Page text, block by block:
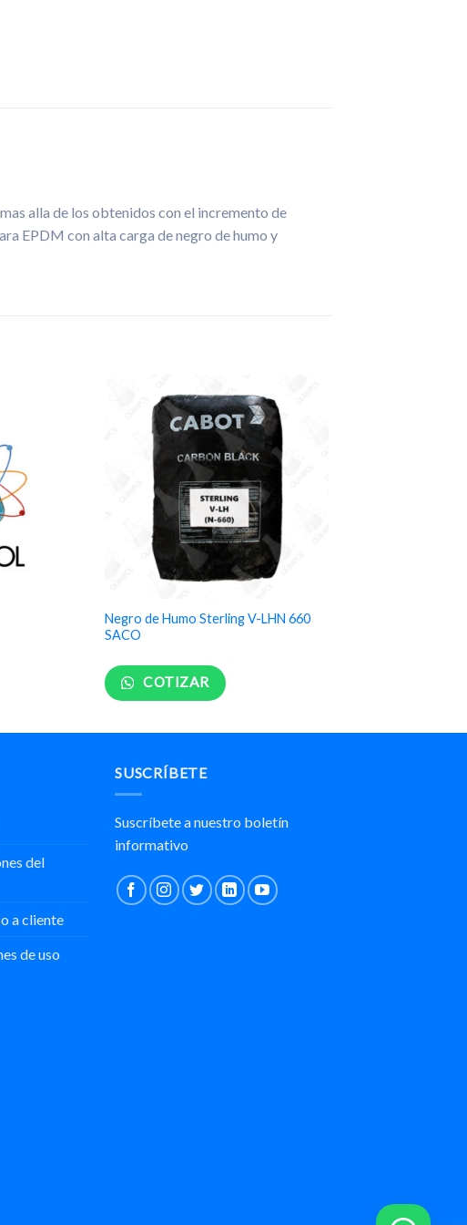
alla de los obtenidos con el incremento de
EPDM con alta carga de negro de humo y
Negro de Humo Sterling V-LHN 660
SACO
COTIZAR
del
a cliente
de uso
SUSCRÍBETE
Suscríbete a nuestro boletín
informativo